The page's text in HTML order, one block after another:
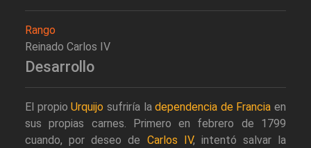
Rango
Reinado Carlos IV
Desarrollo
El propioUrquijo sufriría ladependencia de Francia en
sus propias carnes. Primero en febrero de 1799
cuando, por deseo de Carlos IV, intentó salvar la